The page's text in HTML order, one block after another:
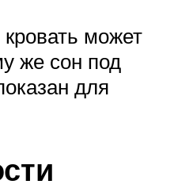
может
же сон под
для